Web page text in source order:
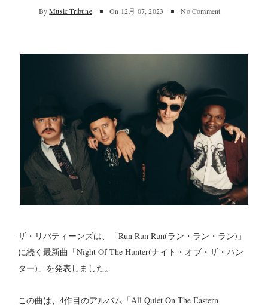
By Music Tribune On 12月 07, 2023 No Comment
ザ・リバティーンズは、「Run Run Run(ラン・ラン・ラン)」
に続く最新曲「Night Of The Hunter(ナイト・オブ・ザ・ハン
ター)」を発表しました。
この曲は、4作目のアルバム「All Quiet On The Eastern